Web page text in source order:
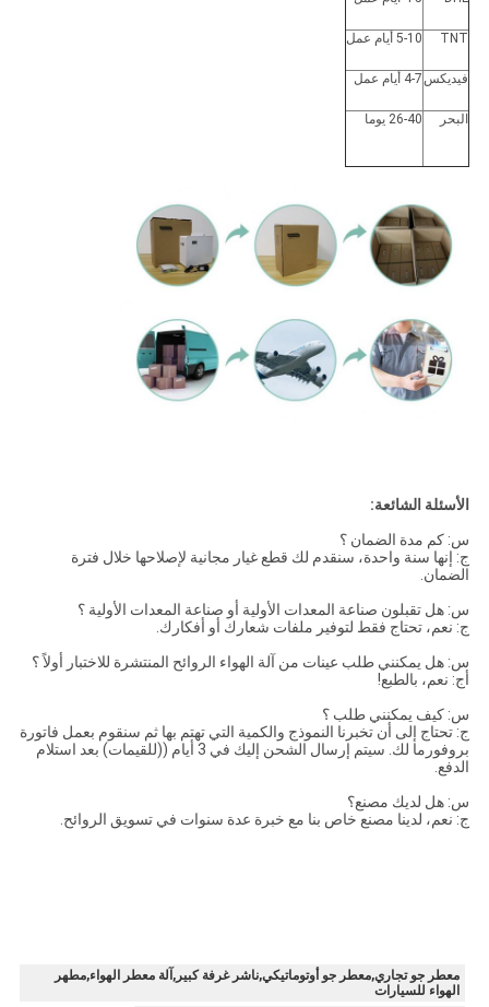
TNT 5-10 أيام عمل
فيديكس 4-7 أيام عمل
البحر 26-40 يوما
الأسئلة الشائعة:
س: كم مدة الضمان ؟
ج: إنها سنة واحدة، سنقدم لك قطع غيار مجانية لإصلاحها خلال فترة
الضمان.
س: هل تقبلون صناعة المعدات الأولية أو صناعة المعدات الأولية ؟
ج: نعم، تحتاج فقط لتوفير ملفات شعارك أو أفكارك.
س: هل يمكنني طلب عينات من آلة الهواء الروائح المنتشرة للاختبار أولاً ؟
أج: نعم، بالطبع!
س: كيف يمكنني طلب ؟
ج: تحتاج إلى أن تخبرنا النموذج والكمية التي تهتم بها ثم سنقوم بعمل فاتورة
بروفورما لك. سيتم إرسال الشحن إليك في 3 أيام ((للقيمات) بعد استلام
الدفع.
س: هل لديك مصنع؟
ج: نعم، لدينا مصنع خاص بنا مع خبرة عدة سنوات في تسويق الروائح.
معطر جو تجاري,معطر جو أوتوماتيكي,ناشر غرفة كبير,آلة معطر الهواء,مطهر
الهواء للسيارات